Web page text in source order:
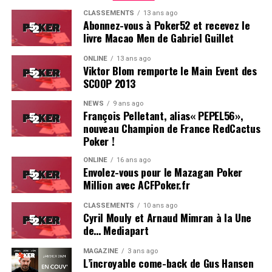
Soleau à gauche, sorti par Logghe au centre
CLASSEMENTS 13 ans ago
Abonnez-vous à Poker52 et recevez le
livre Macao Men de Gabriel Guillet
ONLINE 13 ans ago
Viktor Blom remporte le Main Event des
SCOOP 2013
NEWS 9 ans ago
François Pelletant, alias« PEPEL56»,
nouveau Champion de France RedCactus
Poker !
ONLINE 16 ans ago
Envolez-vous pour le Mazagan Poker
Million avec ACFPoker.fr
CLASSEMENTS 10 ans ago
Cyril Mouly et Arnaud Mimran à la Une
de… Mediapart
MAGAZINE 3 ans ago
L’incroyable come-back de Gus Hansen